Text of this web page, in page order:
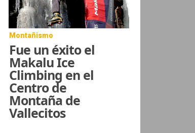
Montañismo
Fue un éxito el
Makalu Ice
Climbing en el
Centro de
Montaña de
Vallecitos